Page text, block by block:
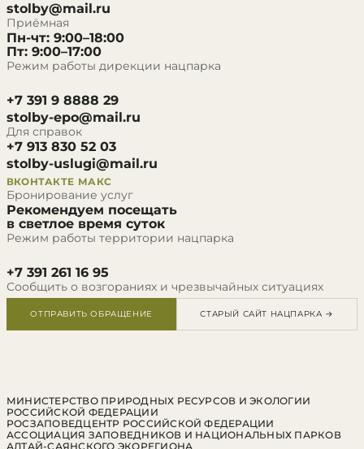
stolby@mail.ru
Приёмная
Пн-чт: 9:00–18:00
Пт: 9:00–17:00
Режим работы дирекции нацпарка
+7 391 9 8888 29
stolby-epo@mail.ru
Для справок
+7 913 830 52 03
stolby-uslugi@mail.ru
ВКОНТАКТЕ МАКС
Бронирование услуг
Рекомендуем посещать
в светлое время суток
Режим работы территории нацпарка
+7 391 261 16 95
Сообщить о возгораниях и чрезвычайных ситуациях
ОТПРАВИТЬ ОБРАЩЕНИЕ СТАРЫЙ САЙТ НАЦПАРКА →
МИНИСТЕРСТВО ПРИРОДНЫХ РЕСУРСОВ И ЭКОЛОГИИ
РОССИЙСКОЙ ФЕДЕРАЦИИ
РОСЗАПОВЕДЦЕНТР РОССИЙСКОЙ ФЕДЕРАЦИИ
АССОЦИАЦИЯ ЗАПОВЕДНИКОВ И НАЦИОНАЛЬНЫХ ПАРКОВ
АЛТАЙ-САЯНСКОГО ЭКОРЕГИОНА